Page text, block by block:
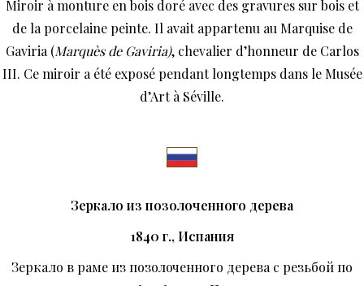
Miroir à monture en bois doré avec des gravures sur bois et
de la porcelaine peinte. Il avait appartenu au Marquise de
Gaviria (Marquès de Gaviria), chevalier d’honneur de Carlos
III. Ce miroir a été exposé pendant longtemps dans le Musée
d’Art à Séville.
Зеркало из позолоченного дерева
1840 г., Испания
Зеркало в раме из позолоченного дерева с резьбой по